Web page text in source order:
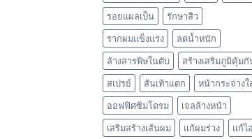
รอยแผลเป็น
รักษาสิว
รากผมแข็งแรง
ลดน้ำหนัก
ล้างสารพิษในตับ
สร้างเสริมภูมิคุ้มกั
สเปรย์
ส้นเท้าแตก
หน้ากระจ่างใ
ออฟฟิศซิมโดรม
เจลล้างหน้า
เสริมสร้างเส้นผม
แก้ผมร่วง
แก้ไอ